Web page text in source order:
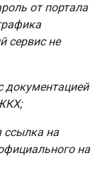
от портала
сервис не
документацией
ссылка на
на